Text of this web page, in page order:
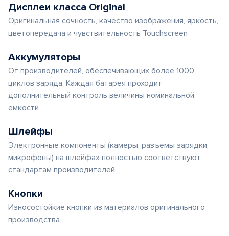
Дисплеи класса Original
Оригинальная сочность, качество изображения, яркость,
цветопередача и чувствительность Touchscreen
Аккумуляторы
От производителей, обеспечивающих более 1000
циклов заряда. Каждая батарея проходит
дополнительный контроль величины номинальной
емкости
Шлейфы
Электронные компоненты (камеры, разъемы зарядки,
микрофоны) на шлейфах полностью соответствуют
стандартам производителей
Кнопки
Износостойкие кнопки из материалов оригинального
производства